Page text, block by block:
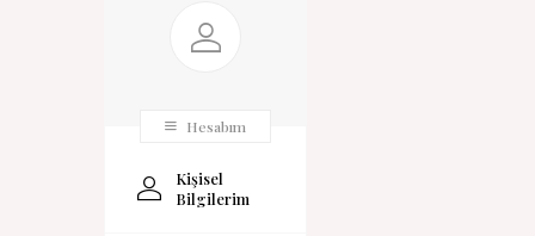
Hesabım
Kişisel
Bilgilerim